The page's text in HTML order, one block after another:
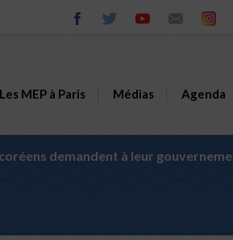
Les MEP à Paris Médias Agenda
demandent à leur